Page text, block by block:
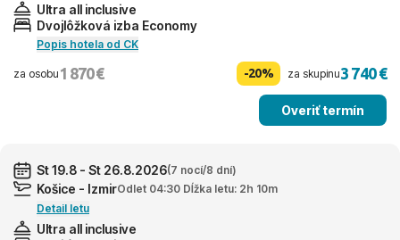
Ultra all inclusive
Dvojlôžková izba Economy
Popis hotela od CK
za osobu 1 870 € -20% za skupinu3 740 €
Overiť termín
St 19.8 - St 26.8.2026(7 nocí/8 dní)
Košice - IzmirOdlet 04:30 Dĺžka letu: 2h 10m
Detail letu
Ultra all inclusive